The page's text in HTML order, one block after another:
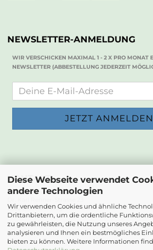
Diese Webseite verwendet
andere Technologien
Wir verwenden Cookies und ähnliche
Drittanbietern, um die ordentliche
zu gewährleisten, die Nutzung unseres
analysieren und Ihnen ein bestmögliches
bieten zu können. Weitere Informationen
NEWSLETTER-ANMELDUNG
WIR VERSCHICKEN MAXIMAL 1 - 2 X PRO MONAT
NEWSLETTER (ABBESTELLUNG JEDERZEIT
KONTAKT
Die Papierwerkstatt
2232 Deutsch-Wagram
Email: info@diepapierwerkstatt.at
Tel. +43 664 5261978